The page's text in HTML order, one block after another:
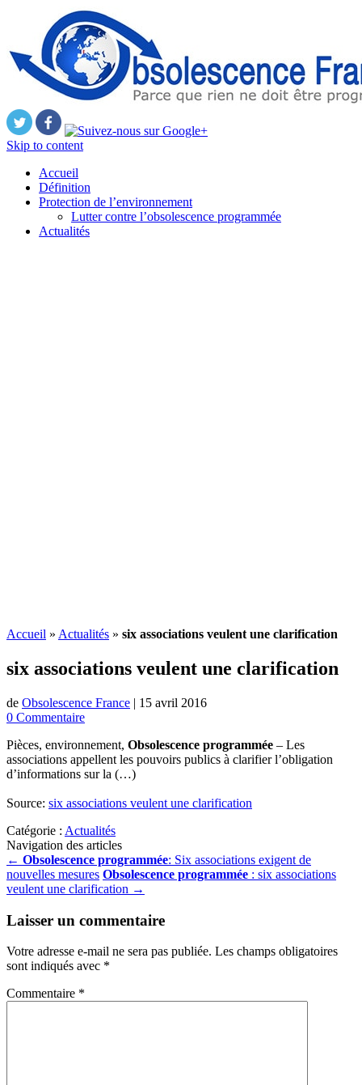
Skip to content
Accueil
Définition
Protection de l’environnement
Lutter contre l’obsolescence programmée
Actualités
Accueil » Actualités » six associations veulent une clarification
six associations veulent une clarification
de Obsolescence France | 15 avril 2016
0 Commentaire
Pièces, environnement, Obsolescence programmée – Les
associations appellent les pouvoirs publics à clarifier l’obligation
d’informations sur la (…)
Source: six associations veulent une clarification
Catégorie : Actualités
Navigation des articles
← Obsolescence programmée: Six associations exigent de
nouvelles mesures Obsolescence programmée : six associations
veulent une clarification →
Laisser un commentaire
Votre adresse e-mail ne sera pas publiée. Les champs obligatoires
sont indiqués avec *
Commentaire *